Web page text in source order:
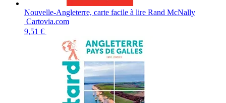
Nouvelle-Angleterre, carte facile à lire Rand McNally
Cartovia.com
9,51 €